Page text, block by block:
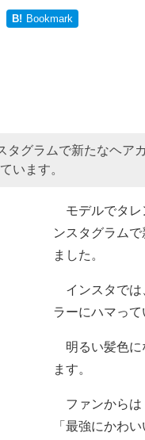
B! Bookmark
タグラムで新たなヘア
います。
モデルでタレ
ンスタグラム
ました。
インスタでは
ラーにハマって
明るい髪色に
ます。
ファンからは
「最強にかわ